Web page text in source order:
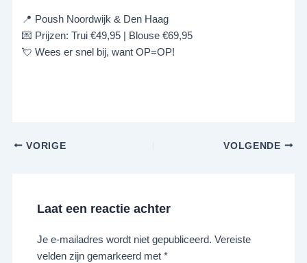
📍 Poush Noordwijk & Den Haag
💌 Prijzen: Trui €49,95 | Blouse €69,95
💘 Wees er snel bij, want OP=OP!
VORIGE VOLGENDE
Laat een reactie achter
Je e-mailadres wordt niet gepubliceerd. Vereiste
velden zijn gemarkeerd met*